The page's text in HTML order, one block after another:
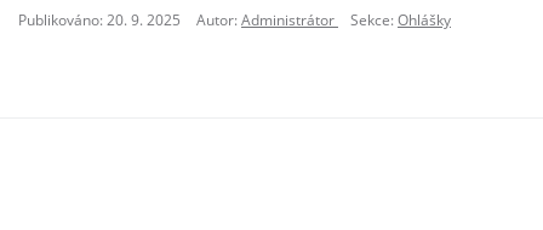
Publikováno: 20. 9. 2025 Autor:Administrátor Sekce:Ohlášky